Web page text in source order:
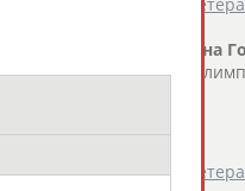
Галина
в Сочи. Трёхкратная
встречу с